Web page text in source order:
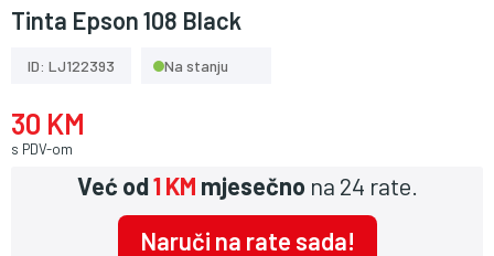
Tinta Epson 108 Black
ID: LJ122393 Na stanju
30 KM
s PDV-om
Već od1 KM mjesečno na 24 rate.
Naruči na rate sada!